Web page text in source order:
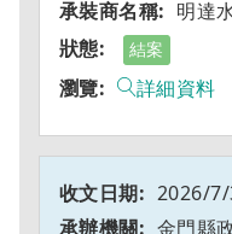
明達
結案
詳細資料
2026/